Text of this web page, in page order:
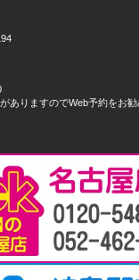
ありますのでWeb予約をお勧